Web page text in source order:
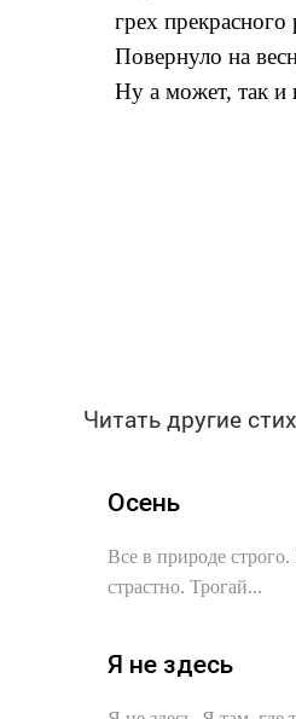
грех прекрасного
Повернуло на
Ну а может, так и
Читать другие
Осень
Все в природе
страстно. Трогай...
Я не здесь